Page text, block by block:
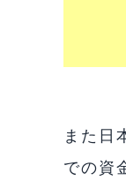
また日
での資